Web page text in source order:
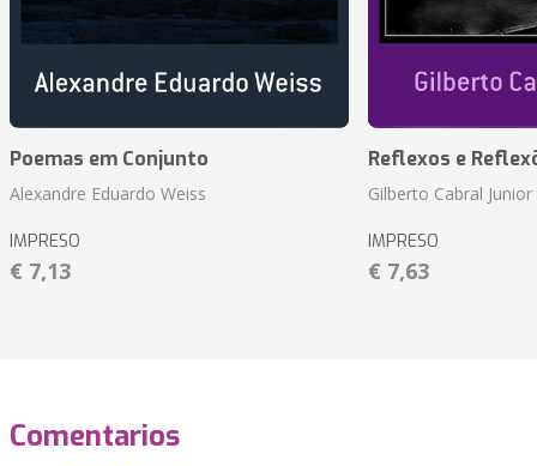
Poemas em Conjunto
Alexandre Eduardo Weiss
IMPRESO
€ 7,13
Reflexos e
Gilberto Cabral Junior
IMPRESO
€ 7,63
Comentarios